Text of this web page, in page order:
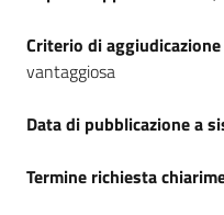
Criterio di aggiudicazione
vantaggiosa
Data di pubblicazione a
Termine richiesta